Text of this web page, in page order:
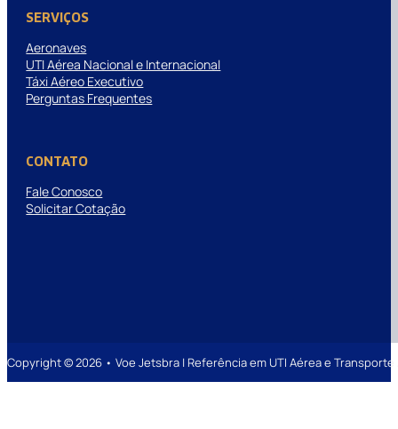
SERVIÇOS
Aeronaves
UTI Aérea Nacional e Internacional
Táxi Aéreo Executivo
Perguntas Frequentes
CONTATO
Fale Conosco
Solicitar Cotação
Copyright © 2026 • Voe Jetsbra | Referência em UTI Aérea e